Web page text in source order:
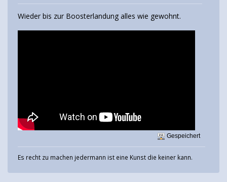
Wieder bis zur Boosterlandung alles wie gewohnt.
Gespeichert
Es recht zu machen jedermann ist eine Kunst die keiner kann.